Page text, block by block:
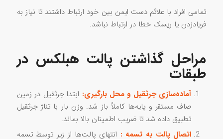
تمامی افراد با علائم دست ایمن بین خود ارتباط داشتند تا نیاز به
فریادزدن یا ریسک خطا در ارتباط نباشد.
مراحل گذاشتن پالت هبلکس در
طبقات
آماده‌سازی جرثقیل و محل بارگیری: ابتدا جرثقیل در زمین
صاف مستقر و پایه‌ها کاملاً باز شد. وزن بار با تناژ جرثقیل
تطبیق داده شد تا ضریب اطمینان بالا بماند.
اتصال پالت به تسمه : انتهای پالت‌ها از زیر توسط تسمه